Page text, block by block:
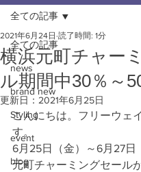
全ての記事
news
brand new
Styling
event
blog
全ての記事
横浜元町チャー
ル期間中30％～
2021年6月24日 読了時間: 1分
更新日： 2021年6月25日
こんにちは。フリーウェ
す。
6月25日（金）～6月27日
元町チャーミングセール